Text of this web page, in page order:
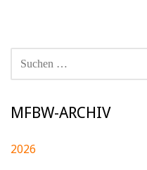
NACH:
MFBW-ARCHIV
2026